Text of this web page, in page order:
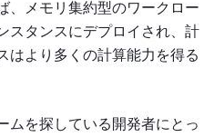
、メモリ集約型のワークロー
スタンスにデプロイされ、計
はより多くの計算能力を得る
ムを探している開発者にとっ